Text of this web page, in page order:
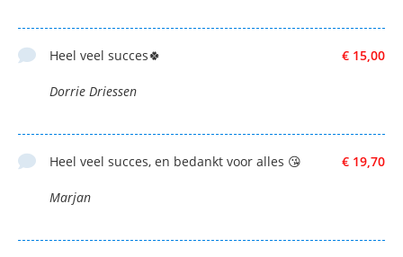
€ 15,00
Heel veel succes🍀
Dorrie Driessen
€ 19,70
Heel veel succes, en bedankt voor alles 😘
Marjan